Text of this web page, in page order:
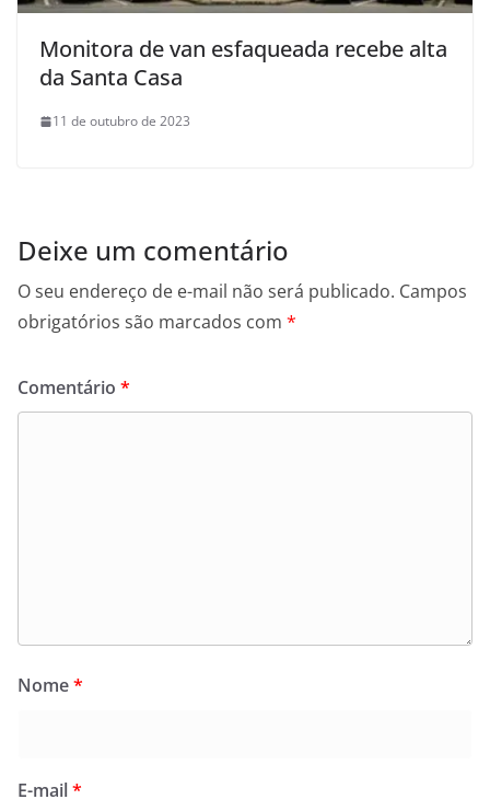
Monitora de van esfaqueada recebe alta
da Santa Casa
11 de outubro de 2023
Deixe um comentário
O seu endereço de e-mail não será publicado. Campos
obrigatórios são marcados com *
Comentário *
Nome*
E-mail*